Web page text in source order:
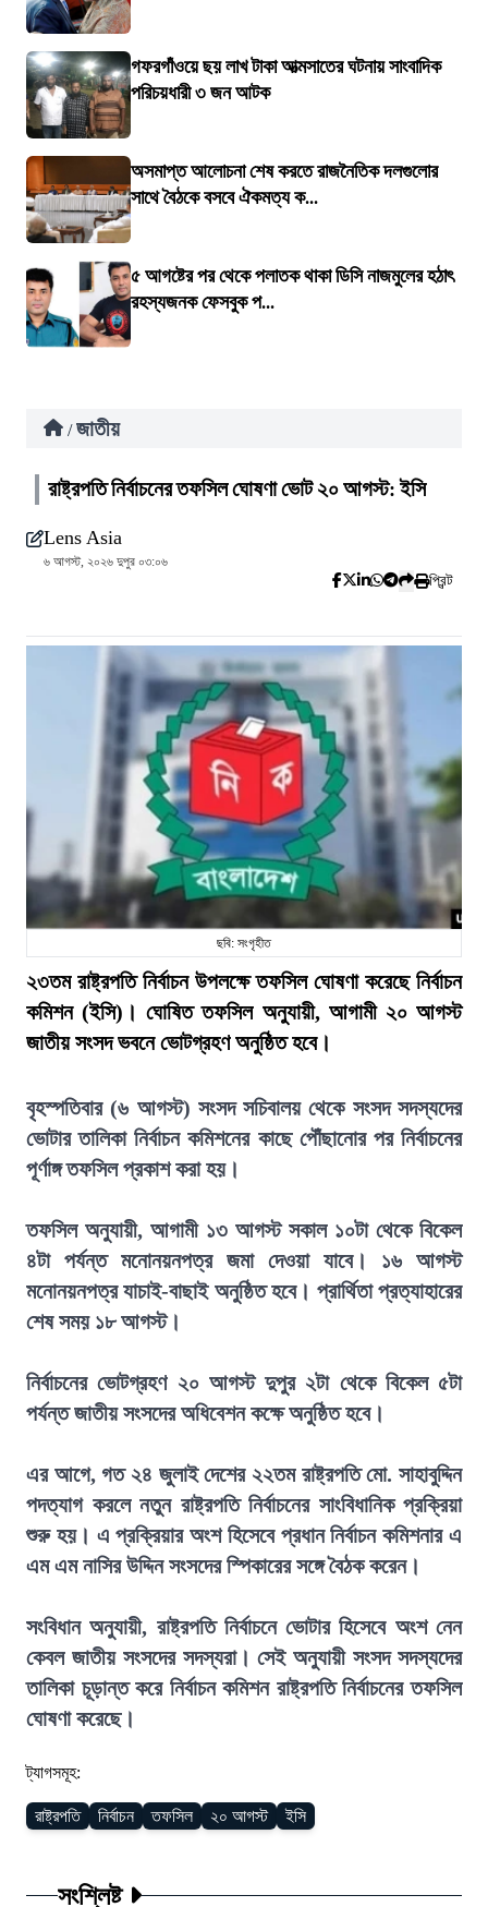
গফরগাঁওয়ে ছয় লাখ টাকা আত্মসাতের ঘটনায় সাংবাদিক
পরিচয়ধারী ৩ জন আটক
অসমাপ্ত আলোচনা শেষ করতে রাজনৈতিক দলগুলোর
সাথে বৈঠকে বসবে ঐকমত্য ক...
৫ আগষ্টের পর থেকে পলাতক থাকা ডিসি নাজমুলের হঠাৎ
রহস্যজনক ফেসবুক প...
/ জাতীয়
রাষ্ট্রপতি নির্বাচনের তফসিল ঘোষণা ভোট ২০ আগস্ট: ইসি
Lens Asia
৬ আগস্ট, ২০২৬ দুপুর ০৩:০৬
প্রিন্ট
ছবি: সংগৃহীত
২৩তম রাষ্ট্রপতি নির্বাচন উপলক্ষে তফসিল ঘোষণা করেছে নির্বাচন
কমিশন (ইসি)। ঘোষিত তফসিল অনুযায়ী, আগামী ২০ আগস্ট
জাতীয় সংসদ ভবনে ভোটগ্রহণ অনুষ্ঠিত হবে।
বৃহস্পতিবার (৬ আগস্ট) সংসদ সচিবালয় থেকে সংসদ সদস্যদের
ভোটার তালিকা নির্বাচন কমিশনের কাছে পৌঁছানোর পর নির্বাচনের
পূর্ণাঙ্গ তফসিল প্রকাশ করা হয়।
তফসিল অনুযায়ী, আগামী ১৩ আগস্ট সকাল ১০টা থেকে বিকেল
৪টা পর্যন্ত মনোনয়নপত্র জমা দেওয়া যাবে। ১৬ আগস্ট
মনোনয়নপত্র যাচাই-বাছাই অনুষ্ঠিত হবে। প্রার্থিতা প্রত্যাহারের
শেষ সময় ১৮ আগস্ট।
নির্বাচনের ভোটগ্রহণ ২০ আগস্ট দুপুর ২টা থেকে বিকেল ৫টা
পর্যন্ত জাতীয় সংসদের অধিবেশন কক্ষে অনুষ্ঠিত হবে।
এর আগে, গত ২৪ জুলাই দেশের ২২তম রাষ্ট্রপতি মো. সাহাবুদ্দিন
পদত্যাগ করলে নতুন রাষ্ট্রপতি নির্বাচনের সাংবিধানিক প্রক্রিয়া
শুরু হয়। এ প্রক্রিয়ার অংশ হিসেবে প্রধান নির্বাচন কমিশনার এ
এম এম নাসির উদ্দিন সংসদের স্পিকারের সঙ্গে বৈঠক করেন।
সংবিধান অনুযায়ী, রাষ্ট্রপতি নির্বাচনে ভোটার হিসেবে অংশ নেন
কেবল জাতীয় সংসদের সদস্যরা। সেই অনুযায়ী সংসদ সদস্যদের
তালিকা চূড়ান্ত করে নির্বাচন কমিশন রাষ্ট্রপতি নির্বাচনের তফসিল
ঘোষণা করেছে।
ট্যাগসমূহ:
রাষ্ট্রপতি নির্বাচন তফসিল ২০ আগস্ট ইসি
সংশ্লিষ্ট